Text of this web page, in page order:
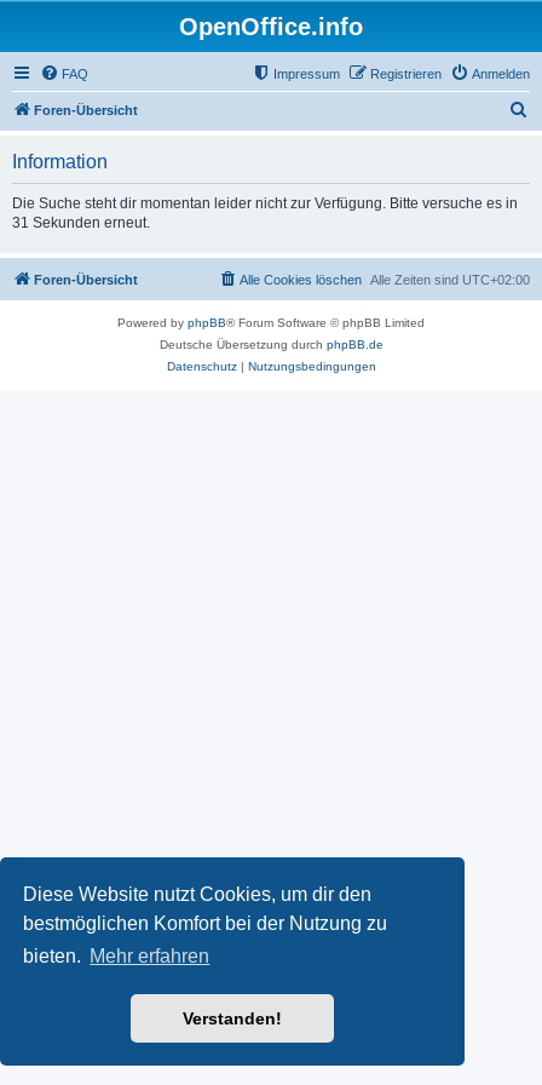
Diese Website nutzt Cookies, um dir den
bestmöglichen Komfort bei der Nutzung zu
bieten. Mehr erfahren
Verstanden!
OpenOffice.info
FAQ Anmelden
Registrieren
Impressum
Foren-Übersicht
Information
Die Suche steht dir momentan leider nicht zur Verfügung. Bitte versuche es in
31 Sekunden erneut.
Foren-Übersicht Alle Zeiten sind UTC+02:00
Alle Cookies löschen
Powered by phpBB® Forum Software © phpBB Limited
Deutsche Übersetzung durch phpBB.de
Datenschutz| Nutzungsbedingungen